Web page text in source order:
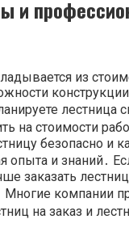
и
из
лестница
на стоимости
безопасно и
опыта и знаний․
заказать
Многие компании
на заказ и